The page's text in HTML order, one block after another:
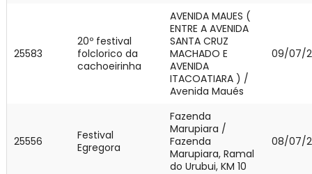
25583
20º festival
folclorico da
cachoeirinha
AVENIDA MAUES (
ENTRE A AVENIDA
SANTA CRUZ
MACHADO E
AVENIDA
ITACOATIARA ) /
Avenida Maués
09/07/
25556
Festival
Egregora
Fazenda
Marupiara /
Fazenda
Marupiara, Ramal
do Urubui, KM 10
08/07/